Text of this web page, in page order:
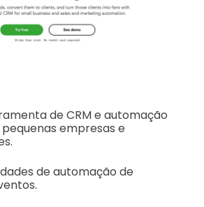
de CRM e automação
empresas e
de automação de